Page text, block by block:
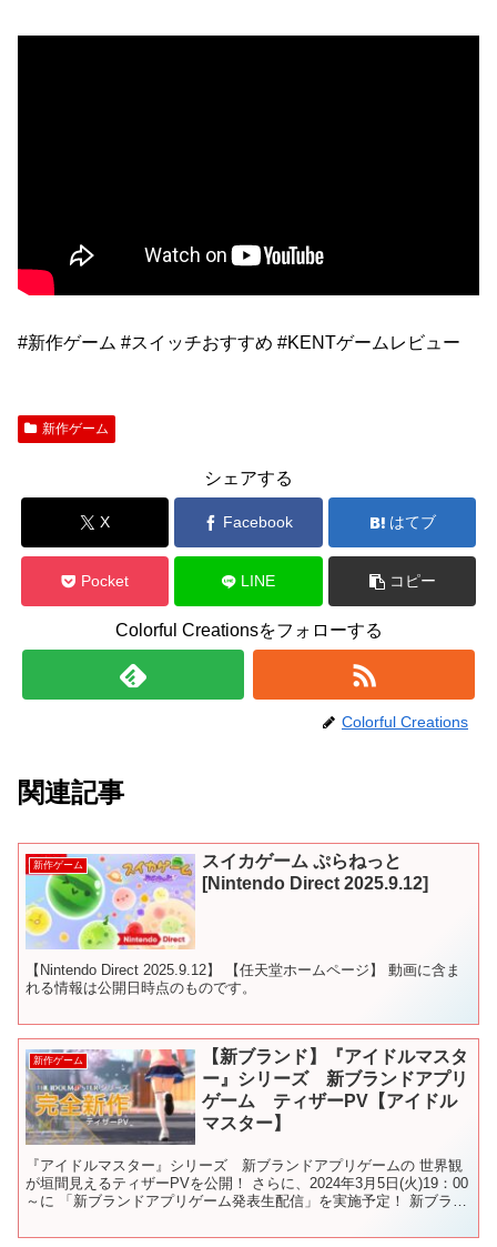
#新作ゲーム #スイッチおすすめ #KENTゲームレビュー
新作ゲーム
シェアする
X Facebook はてブ
Pocket LINE コピー
Colorful Creationsをフォローする
Colorful Creations
関連記事
新作ゲーム
スイカゲーム ぷらねっと
[Nintendo Direct 2025.9.12]
【Nintendo Direct 2025.9.12】 【任天堂ホームページ】 動画に含ま
れる情報は公開日時点のものです。
新作ゲーム
【新ブランド】『アイドルマスタ
ー』シリーズ 新ブランドアプリ
ゲーム ティザーPV【アイドル
マスター】
『アイドルマスター』シリーズ 新ブランドアプリゲームの 世界観
が垣間見えるティザーPVを公開！ さらに、2024年3月5日(火)19：00
～に 「新ブランドアプリゲーム発表生配信」を実施予定！ 新ブラン